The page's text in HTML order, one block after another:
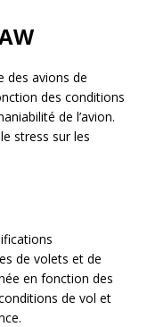
des avions de
des conditions
de l’avion.
stress sur les
de volets et de
en fonction des
de vol et